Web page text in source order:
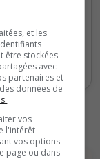
Juil
et les
être stockées
avec
partenaires et
données de
vos
l'intérêt
vos options
page ou dans